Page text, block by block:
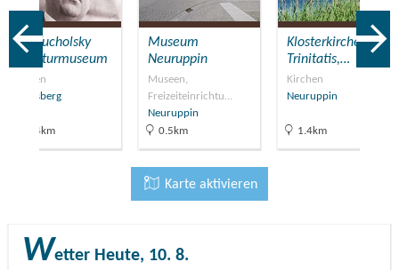
Kurt Tucholsky
Literaturmuseum
Museen
Rheinsberg
21.4km
Museum
Neuruppin
Museen,
Freizeiteinrichtu…
Neuruppin
0.5km
Klosterkirche St.
Trinitatis,…
Kirchen
Neuruppin
1.4km
Karte aktivieren
Wetter Heute, 10. 8.